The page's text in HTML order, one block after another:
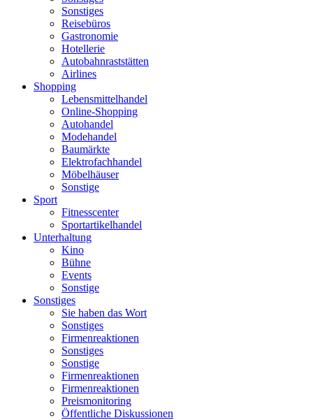
Sonstiges
Reisebüros
Gastronomie
Hotellerie
Autobahnraststätten
Airlines
Shopping
Lebensmittelhandel
Online-Shopping
Autohandel
Modehandel
Baumärkte
Elektrofachhandel
Möbelhäuser
Sonstige
Sport
Fitnesscenter
Sportartikelhandel
Unterhaltung
Kino
Bühne
Events
Sonstige
Sonstiges
Sie haben das Wort
Sonstiges
Firmenreaktionen
Sonstiges
Sonstige
Firmenreaktionen
Firmenreaktionen
Preismonitoring
Öffentliche Diskussionen